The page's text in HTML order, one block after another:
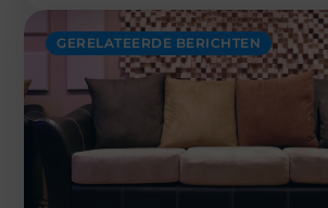
GERELATEERDE BERICHTEN